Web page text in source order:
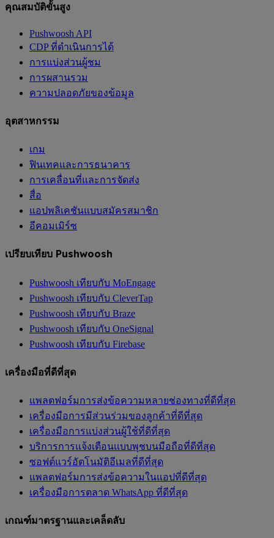
คุณสมบัติขั้นสูง
Pushwoosh API
CDP ที่ดำเนินการได้
การแบ่งส่วนผู้ชม
การผสานรวม
ความปลอดภัยของข้อมูล
อุตสาหกรรม
เกม
ฟินเทคและการธนาคาร
การเคลื่อนที่และการจัดส่ง
สื่อ
แอปพลิเคชันแบบสมัครสมาชิก
อีคอมเมิร์ซ
เปรียบเทียบ Pushwoosh
Pushwoosh เทียบกับ MoEngage
Pushwoosh เทียบกับ CleverTap
Pushwoosh เทียบกับ Braze
Pushwoosh เทียบกับ OneSignal
Pushwoosh เทียบกับ Firebase
เครื่องมือที่ดีที่สุด
แพลตฟอร์มการส่งข้อความหลายช่องทางที่ดีที่สุด
เครื่องมือการมีส่วนร่วมของลูกค้าที่ดีที่สุด
เครื่องมือการแบ่งส่วนผู้ใช้ที่ดีที่สุด
บริการการแจ้งเตือนแบบพุชบนมือถือที่ดีที่สุด
ซอฟต์แวร์อัตโนมัติอีเมลที่ดีที่สุด
แพลตฟอร์มการส่งข้อความในแอปที่ดีที่สุด
เครื่องมือการตลาด WhatsApp ที่ดีที่สุด
เกณฑ์มาตรฐานและเคล็ดลับ